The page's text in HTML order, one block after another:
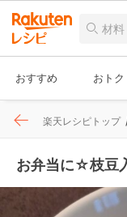
おすすめ おトク
楽天レシピトップ
お弁当に☆枝豆